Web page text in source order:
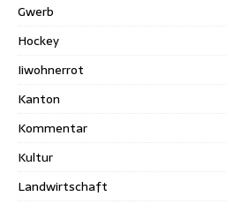
Gwerb
Hockey
Iiwohnerrot
Kanton
Kommentar
Kultur
Landwirtschaft